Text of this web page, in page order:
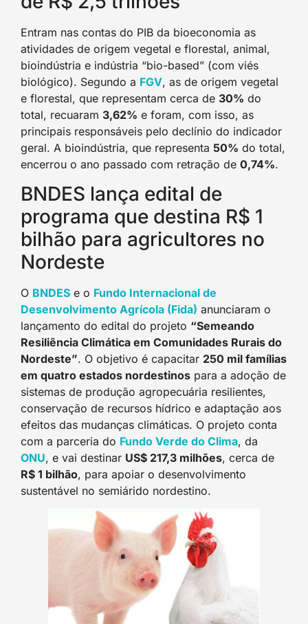
Entram nas contas do PIB da bioeconomia as
atividades de origem vegetal e florestal, animal,
bioindústria e indústria “bio-based” (com viés
biológico). Segundo a FGV, as de origem vegetal
e florestal, que representam cerca de 30% do
total, recuaram 3,62% e foram, com isso, as
principais responsáveis pelo declínio do indicador
geral. A bioindústria, que representa 50% do total,
encerrou o ano passado com retração de 0,74%.
BNDES lança edital de
programa que destina R$ 1
bilhão para agricultores no
Nordeste
O BNDES e o Fundo Internacional de
Desenvolvimento Agrícola (Fida) anunciaram o
lançamento do edital do projeto “Semeando
Resiliência Climática em Comunidades Rurais do
Nordeste”. O objetivo é capacitar 250 mil famílias
em quatro estados nordestinos para a adoção de
sistemas de produção agropecuária resilientes,
conservação de recursos hídrico e adaptação aos
efeitos das mudanças climáticas. O projeto conta
com a parceria do Fundo Verde do Clima, da
ONU, e vai destinar US$ 217,3 milhões, cerca de
R$ 1 bilhão, para apoiar o desenvolvimento
sustentável no semiárido nordestino.